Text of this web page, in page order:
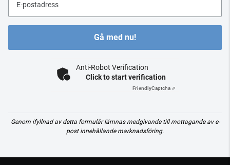
E-postadress
Gå med nu!
Anti-Robot Verification
Click to start verification
FriendlyCaptcha ⇗
Genom ifyllnad av detta formulär lämnas medgivande till mottagande av e-
post innehållande marknadsföring.